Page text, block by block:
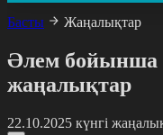
Басты
Жаңалықтар
Әлем бойынша
жаңалықтар
22.10.2025 күнгі